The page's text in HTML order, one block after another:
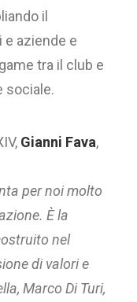
il
aziende e
tra il club e
sociale.
Gianni Fava,
per noi molto
È la
nel
di valori e
Marco Di Turi,